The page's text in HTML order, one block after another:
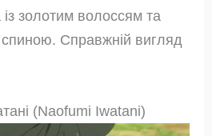
золотим волоссям та
Справжній вигляд
(Naofumi Iwatani)